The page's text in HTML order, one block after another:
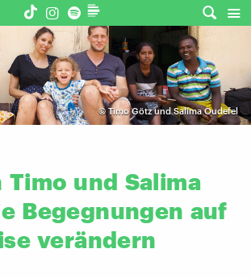
© Timo Götz und Salima Oudefel
Timo und Salima
Begegnungen auf
verändern